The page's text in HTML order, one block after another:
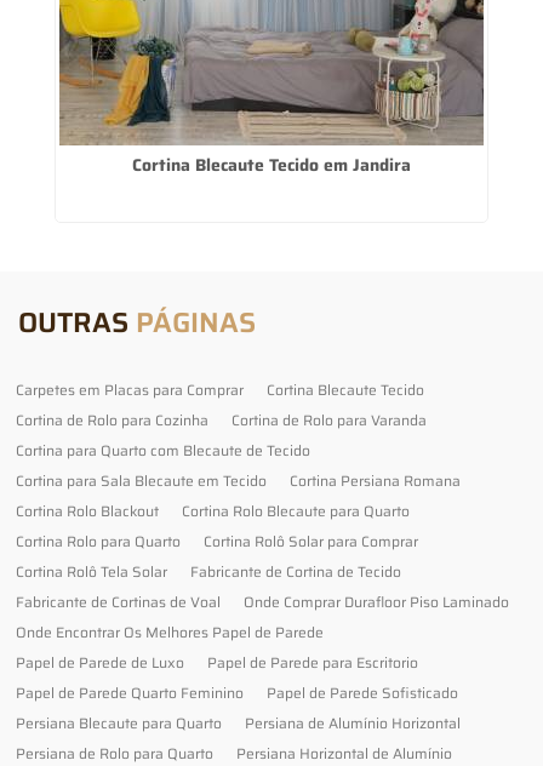
Cortina Blecaute Tecido em Jandira
OUTRAS PÁGINAS
Carpetes em Placas para Comprar
Cortina Blecaute Tecido
Cortina de Rolo para Cozinha
Cortina de Rolo para Varanda
Cortina para Quarto com Blecaute de Tecido
Cortina para Sala Blecaute em Tecido
Cortina Persiana Romana
Cortina Rolo Blackout
Cortina Rolo Blecaute para Quarto
Cortina Rolo para Quarto
Cortina Rolô Solar para Comprar
Cortina Rolô Tela Solar
Fabricante de Cortina de Tecido
Fabricante de Cortinas de Voal
Onde Comprar Durafloor Piso Laminado
Onde Encontrar Os Melhores Papel de Parede
Papel de Parede de Luxo
Papel de Parede para Escritorio
Papel de Parede Quarto Feminino
Papel de Parede Sofisticado
Persiana Blecaute para Quarto
Persiana de Alumínio Horizontal
Persiana de Rolo para Quarto
Persiana Horizontal de Alumínio